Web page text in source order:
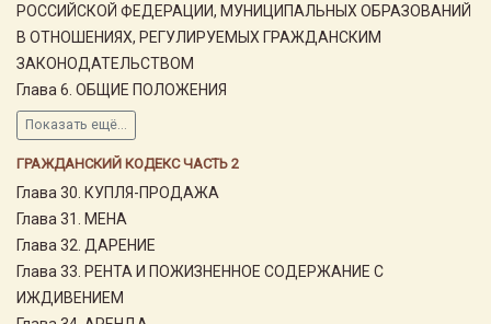
РОССИЙСКОЙ ФЕДЕРАЦИИ, МУНИЦИПАЛЬНЫХ ОБРАЗОВАНИЙ
В ОТНОШЕНИЯХ, РЕГУЛИРУЕМЫХ ГРАЖДАНСКИМ
ЗАКОНОДАТЕЛЬСТВОМ
Глава 6. ОБЩИЕ ПОЛОЖЕНИЯ
Показать ещё...
ГРАЖДАНСКИЙ КОДЕКС ЧАСТЬ 2
Глава 30. КУПЛЯ-ПРОДАЖА
Глава 31. МЕНА
Глава 32. ДАРЕНИЕ
Глава 33. РЕНТА И ПОЖИЗНЕННОЕ СОДЕРЖАНИЕ С
ИЖДИВЕНИЕМ